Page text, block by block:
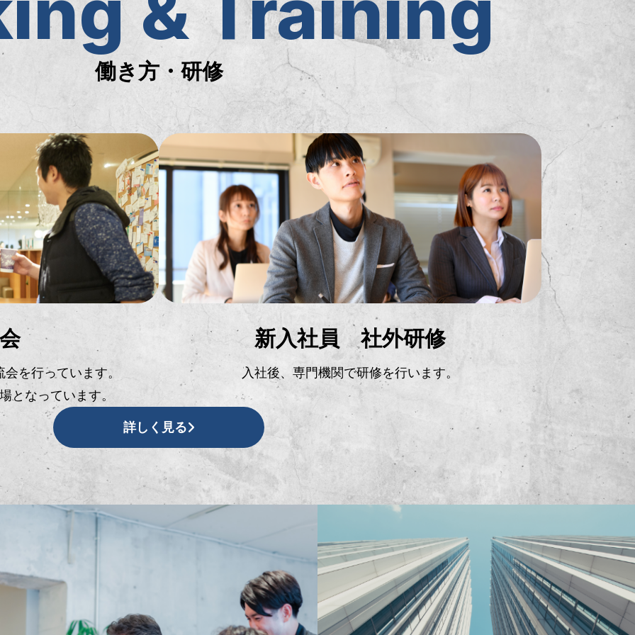
働き方・研修
を行っています。
となっています。
新入社員 社外研修
入社後、専門機関で研修を行います。
詳しく見る